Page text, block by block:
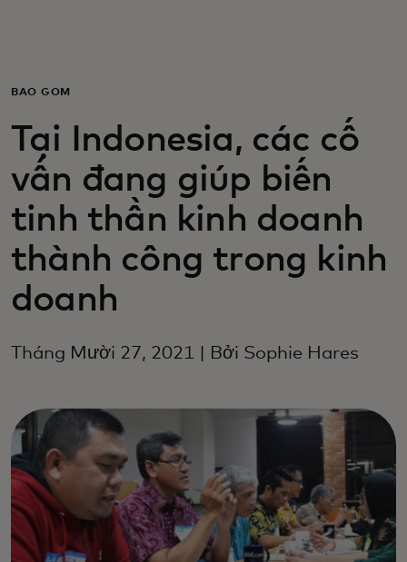
Dành cho doanh nghiệp
Dành cho thế giới
Dành cho nhà đổi mới
Tin tức và xu hướng
BAO GỒM
Tại Indonesia, các cố
vấn đang giúp biến
tinh thần kinh doanh
thành công trong kinh
doanh
Tháng Mười 27, 2021 | Bởi Sophie Hares